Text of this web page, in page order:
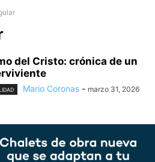
del Cristo: crónica de un
Mario Coronas - marzo 31, 2026